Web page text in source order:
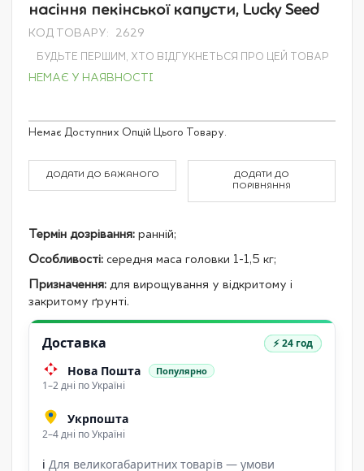
початку
галереї
насіння пекінської капусти, Lucky Seed
КОД ТОВАРУ 2629
БУДЬТЕ ПЕРШИМ, ХТО ВІДГУКНЕТЬСЯ ПРО ЦЕЙ ТОВАР
НЕМАЄ У НАЯВНОСТІ
Grouped
product
Немає Доступних Опцій Цього Товару.
ДОДАТИ ДО БАЖАНОГО
ДОДАТИ ДО
ПОРІВНЯННЯ
Термін дозрівання: ранній;
Особливості: середня маса головки 1-1,5 кг;
Призначення: для вирощування у відкритому і
закритому ґрунті.
Доставка ⚡ 24 год
Нова Пошта Популярно
1–2 дні по Україні
Укрпошта
2–4 дні по Україні
ℹ Для великогабаритних товарів — умови